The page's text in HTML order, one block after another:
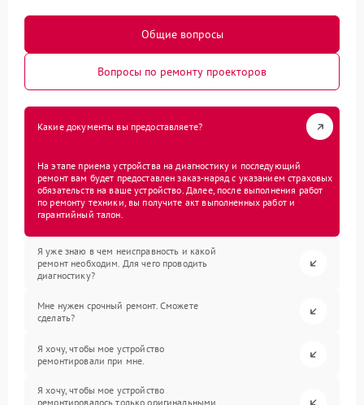
Общие вопросы
Вопросы по ремонту проекторов
Какие документы вы предоставляете?
На этапе приема устройства на диагностику и последующий
ремонт вам будет предоставлен заказ-наряд с указанием страховых
обязательств на ваше устройство. Далее, после выполнения работ
по ремонту техники, вы получите акт выполненных работ и
гарантийный талон.
Я уже знаю в чем неисправность и какой
ремонт необходим. Для чего проводить
диагностику?
Мне нужен срочный ремонт. Сможете
сделать?
Я хочу, чтобы мое устройство
ремонтировали при мне.
Я хочу, чтобы мое устройство
ремонтировалось только оригинальными